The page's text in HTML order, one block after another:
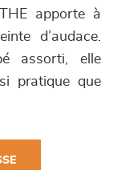
apporte à
d’audace.
assorti, elle
pratique que